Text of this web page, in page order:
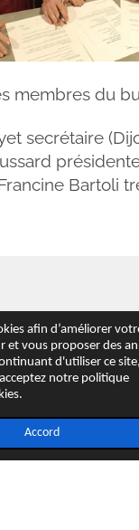
afin d’améliorer
et vous proposer des
d'utiliser ce
notre politique
Accord
membres du
secrétaire
Bartoli
les beaux
dans les
2025 et 2026.
n'avez
concerts ou si
de beaux